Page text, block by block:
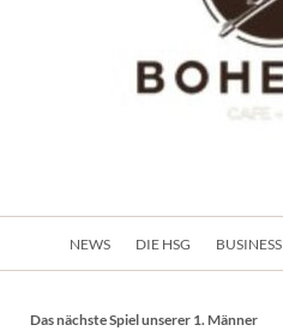
NEWS DIE HSG BUSINESS
Das nächste Spiel unserer 1. Männer